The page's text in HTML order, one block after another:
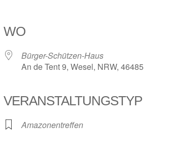
Google Kalender
WO
Bürger-Schützen-Haus
An de Tent 9, Wesel, NRW, 46485
VERANSTALTUNGSTYP
Amazonentreffen